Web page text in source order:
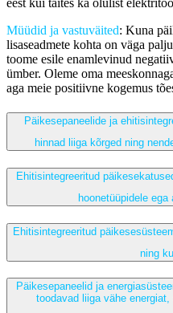
eest kui täites ka olulist
Müüdid ja vastuväited: Kuna
lisaseadmete kohta on väga
toome esile enamlevinud
ümber. Oleme oma
aga meie positiivne kogemus
Päikesepaneelide ja
hinnad liiga kõrged ning
Ehitisintegreeritud
hoonetüüpidele ega
Ehitisintegreeritud
ning
Päikesepaneelid ja
toodavad liiga vähe